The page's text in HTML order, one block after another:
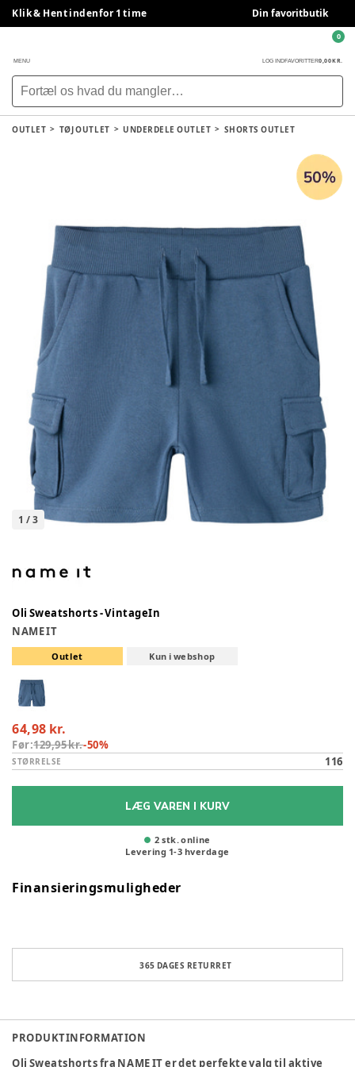
Klik & Hent indenfor 1 time Din favoritbutik
MENU LOG INDFAVORITTER0,00 KR.
0
OUTLET TØJ OUTLET UNDERDELE OUTLET SHORTS OUTLET
1 /3
Oli Sweatshorts - VintageIn
NAME IT
Outlet Kun i webshop
64,98 kr.
Før:129,95 kr.-50%
STØRRELSE 116
LÆG VAREN I KURV
2 stk. online
Levering 1-3 hverdage
Finansieringsmuligheder
365 DAGES RETURRET
PRODUKTINFORMATION
Oli Sweatshorts fra NAME IT er det perfekte valg til aktive